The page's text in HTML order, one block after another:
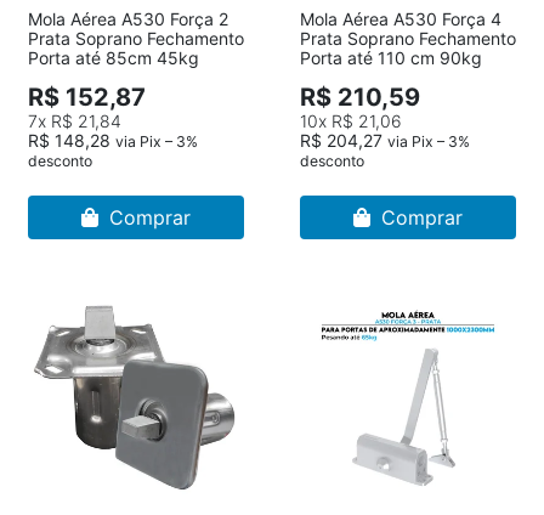
Mola Aérea A530 Força 2
Prata Soprano Fechamento
Porta até 85cm 45kg
R$ 152,87
7x R$ 21,84
R$ 148,28 via Pix – 3%
desconto
Comprar
Mola Aérea A530 Força 4
Prata Soprano Fechamento
Porta até 110 cm 90kg
R$ 210,59
10x R$ 21,06
R$ 204,27 via Pix – 3%
desconto
Comprar